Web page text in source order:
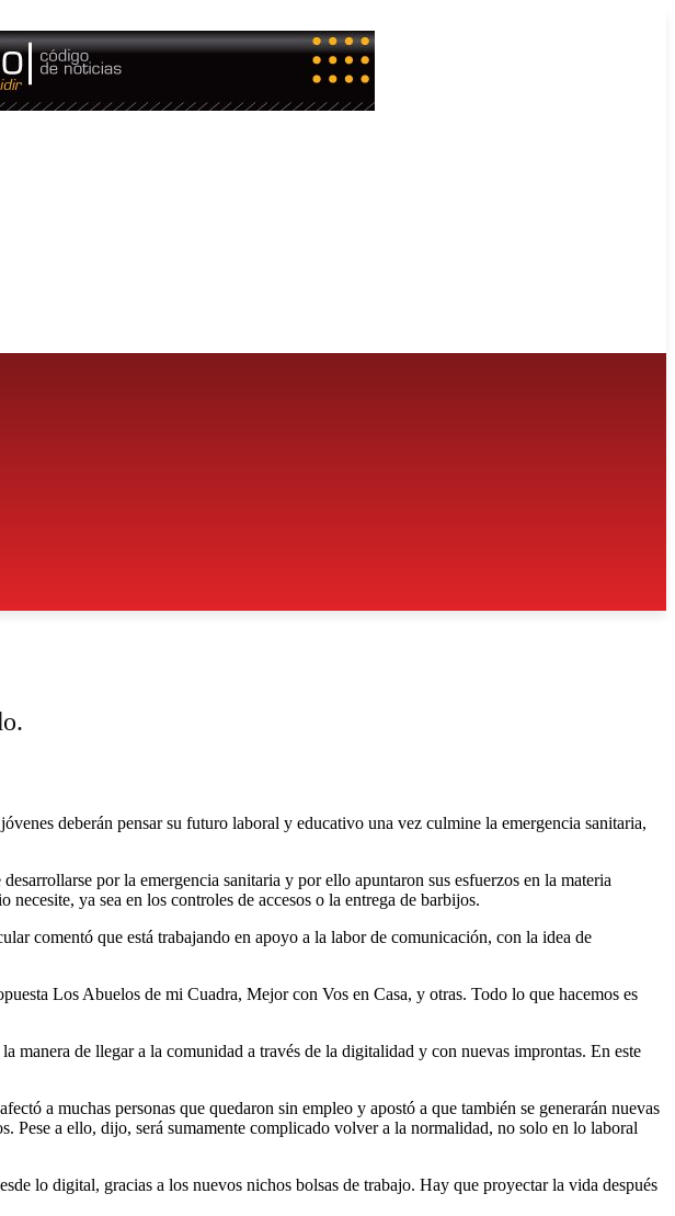
deberán pensar su futuro laboral y educativo una vez culmine la emergencia sanitaria,
por la emergencia sanitaria y por ello apuntaron sus esfuerzos en la materia
ya sea en los controles de accesos o la entrega de barbijos.
comentó que está trabajando en apoyo a la labor de comunicación, con la idea de
Los Abuelos de mi Cuadra, Mejor con Vos en Casa, y otras. Todo lo que hacemos es
manera de llegar a la comunidad a través de la digitalidad y con nuevas improntas. En este
a muchas personas que quedaron sin empleo y apostó a que también se generarán nuevas
Pese a ello, dijo, será sumamente complicado volver a la normalidad, no solo en lo laboral
lo digital, gracias a los nuevos nichos bolsas de trabajo. Hay que proyectar la vida después